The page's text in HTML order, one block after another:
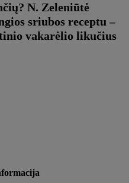
N. Zeleniūtė
sriubos receptu –
vakarėlio likučius